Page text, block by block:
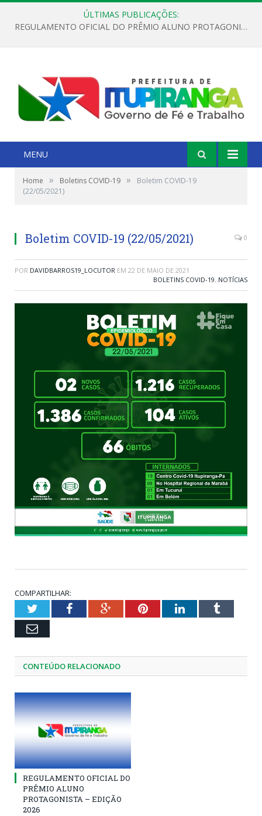
ÚLTIMAS PUBLICAÇÕES:
REGULAMENTO OFICIAL DO PRÊMIO ALUNO PROTAGONISTA – EDIÇÃO 2026
MENU
Home » Boletins COVID-19 »
Boletim COVID-19
(22/05/2021)
Boletim COVID-19 (22/05/2021) 0
POR DAVIDBARROS19_LOCUTOR EM 22 DE MAIO DE 2021
BOLETINS COVID-19, NOTÍCIAS
COMPARTILHAR:
TwitterFacebookGoogle+PinterestLinkedInTumblr
Email
CONTEÚDO RELACIONADO
REGULAMENTO OFICIAL DO
PRÊMIO ALUNO
PROTAGONISTA – EDIÇÃO
2026